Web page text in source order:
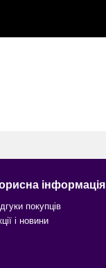
інформація
покупців
і новини